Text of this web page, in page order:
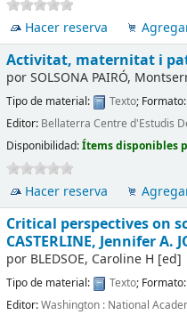
Hacer reserva
Activitat, maternitat i
porSOLSONA PAIRÓ,
Tipo de material: Texto; Formato:
Editor: Bellaterra Centre d'Estudis
Disponibilidad:Ítems disponibles
Hacer reserva
Critical perspectives on
CASTERLINE, Jennifer A.
por BLEDSOE, Caroline H [ed]
Tipo de material: Texto; Formato:
Editor:Washington : National